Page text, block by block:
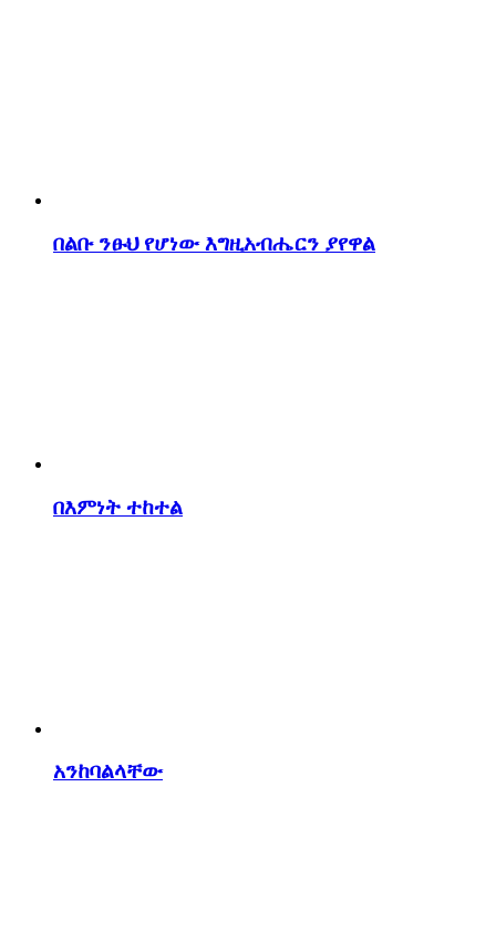
በልቡ ንፁህ የሆነው እግዚአብሔርን ያየዋል
በእምነት ተከተል
አንከባልላቸው